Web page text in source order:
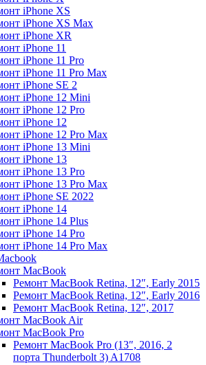
iPhone XS
iPhone XS Max
iPhone XR
iPhone 11
iPhone 11 Pro
iPhone 11 Pro Max
iPhone SE 2
iPhone 12 Mini
iPhone 12 Pro
iPhone 12
iPhone 12 Pro Max
iPhone 13 Mini
iPhone 13
iPhone 13 Pro
iPhone 13 Pro Max
iPhone SE 2022
iPhone 14
iPhone 14 Plus
iPhone 14 Pro
iPhone 14 Pro Max
MacBook
Ремонт MacBook Retina, 12″, Early 2015
Ремонт MacBook Retina, 12″, Early 2016
Ремонт MacBook Retina, 12″, 2017
MacBook Air
MacBook Pro
Ремонт MacBook Pro (13″, 2016, 2
порта Thunderbolt 3) A1708